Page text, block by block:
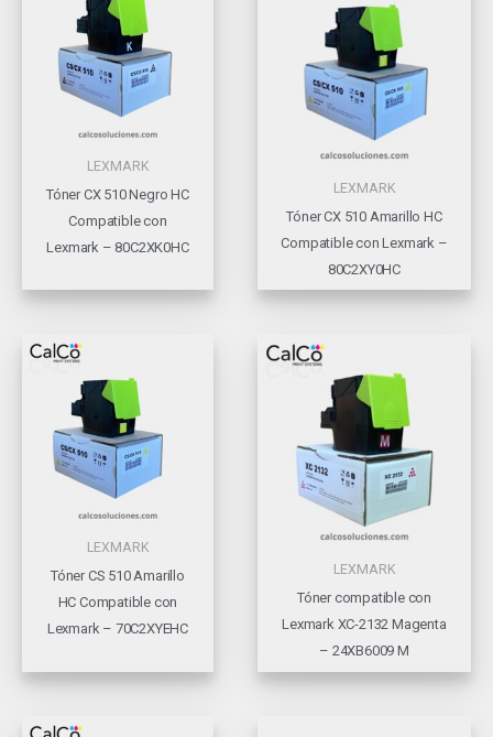
LEXMARK
Tóner CX 510 Negro HC
Compatible con
Lexmark – 80C2XK0HC
LEXMARK
Tóner CX 510 Amarillo HC
Compatible con Lexmark –
80C2XY0HC
LEXMARK
Tóner CS 510 Amarillo
HC Compatible con
Lexmark – 70C2XYEHC
LEXMARK
Tóner compatible con
Lexmark XC-2132 Magenta
– 24XB6009 M